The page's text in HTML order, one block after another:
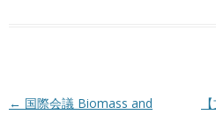
投稿ナビゲーション
← 国際会議 Biomass and